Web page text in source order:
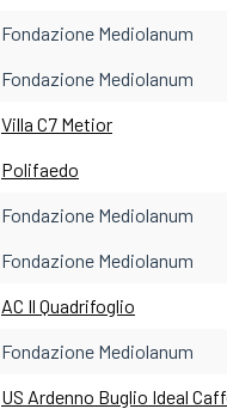
Fondazione Mediolanum
Fondazione Mediolanum
Villa C7 Metior
Polifaedo
Fondazione Mediolanum
Fondazione Mediolanum
AC Il Quadrifoglio
Fondazione Mediolanum
US Ardenno Buglio Ideal